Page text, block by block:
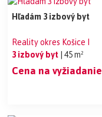
Hľadám 3 izbový byt
Reality okres Košice I
3 izbový byt
| 45 m²
Cena na vyžiadanie